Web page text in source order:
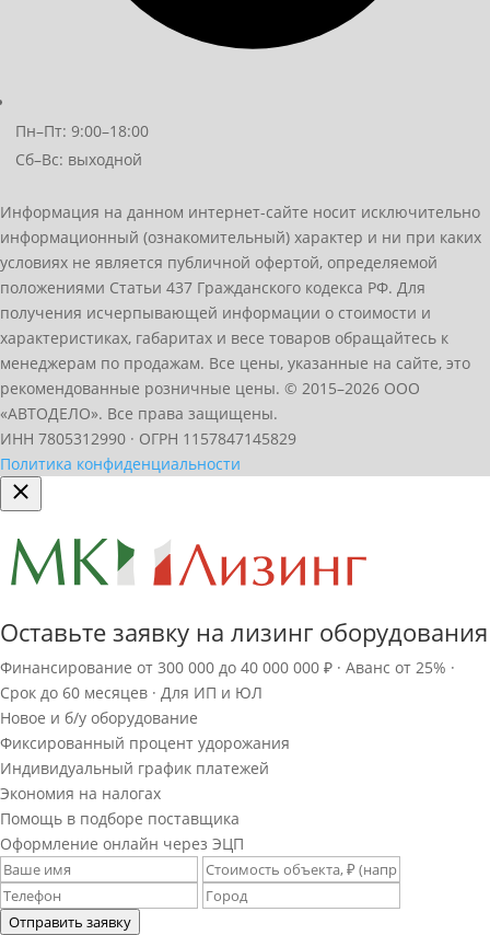
Пн–Пт: 9:00–18:00
Сб–Вс: выходной
Информация на данном интернет-сайте носит исключительно
информационный (ознакомительный) характер и ни при каких
условиях не является публичной офертой, определяемой
положениями Статьи 437 Гражданского кодекса РФ. Для
получения исчерпывающей информации о стоимости и
характеристиках, габаритах и весе товаров обращайтесь к
менеджерам по продажам. Все цены, указанные на сайте, это
рекомендованные розничные цены. © 2015–2026 ООО
«АВТОДЕЛО». Все права защищены.
ИНН 7805312990 · ОГРН 1157847145829
Политика конфиденциальности
Оставьте заявку на лизинг оборудования
Финансирование от 300 000 до 40 000 000 ₽ · Аванс от 25% ·
Срок до 60 месяцев · Для ИП и ЮЛ
Новое и б/у оборудование
Фиксированный процент удорожания
Индивидуальный график платежей
Экономия на налогах
Помощь в подборе поставщика
Оформление онлайн через ЭЦП
Отправить заявку